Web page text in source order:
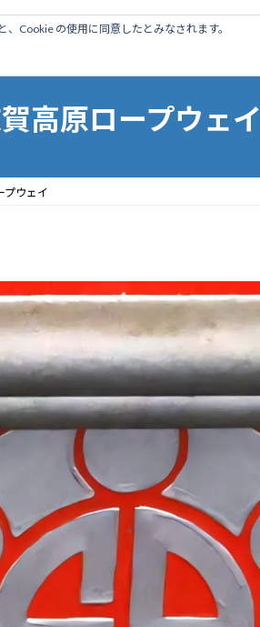
めに 管理人ブログ 営業線から探す
高原ロープウェイ
プウェイ
Cookie の使用に同意したとみなされます。